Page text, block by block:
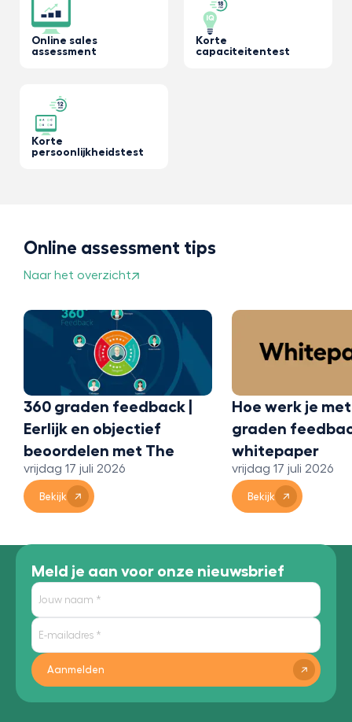
Online sales
assessment
Korte
capaciteitentest
Korte
persoonlijkheidstest
Online assessment tips
Naar het overzicht
360 graden feedback |
Eerlijk en objectief
beoordelen met The
Bridge 360
vrijdag 17 juli 2026
Bekijk
Hoe werk je
graden
whitepaper
vrijdag 17 juli 2026
Bekijk
Meld je aan voor onze nieuwsbrief
Aanmelden